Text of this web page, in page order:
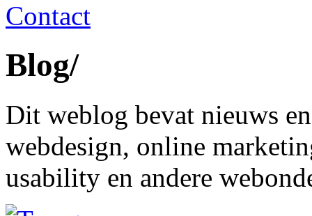
Contact
Blog/
Dit weblog bevat nieuws
webdesign, online
usability en andere